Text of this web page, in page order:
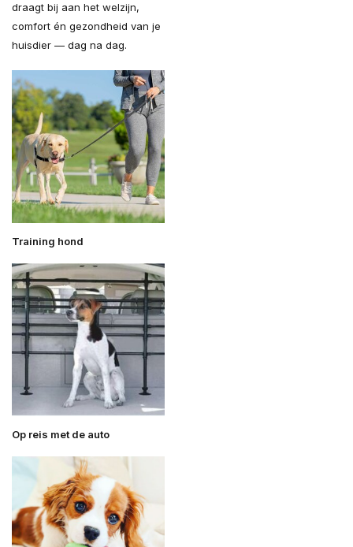
Op reis met de auto
Training hond
draagt bij aan het welzijn,
comfort én gezondheid van je
huisdier — dag na dag.